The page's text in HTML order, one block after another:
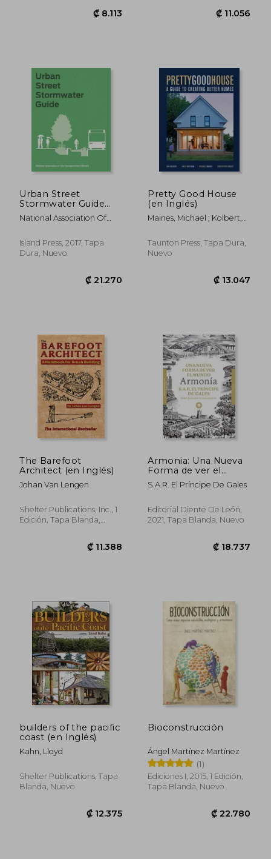
Urban Street
Stormwater Guide
(en Inglés)
National Association Of
Island Press, 2017, Tapa
Dura, Nuevo
Pretty Good House
(en Inglés)
Maines, Michael ; Kolbert,
Taunton Press, Tapa Dura,
Nuevo
₡
The Barefoot
Architect (en Inglés)
Johan Van Lengen
Shelter Publications, Inc., 1
Edición, Tapa Blanda,
Armonia: Una Nueva
Forma de ver el
Mundo
S.A.R. El Príncipe De Gales
Editorial Diente De León,
2021, Tapa Blanda, Nuevo
₡
builders of the pacific
coast (en Inglés)
Kahn, Lloyd
Shelter Publications, Tapa
Blanda, Nuevo
Bioconstrucción
Ángel Martínez Martínez
(1)
Ediciones I, 2015, 1 Edición,
Tapa Blanda, Nuevo